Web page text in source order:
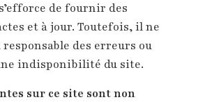
de fournir des
et à jour. Toutefois, il ne
des erreurs ou
indisponibilité du site.
sur ce site sont non